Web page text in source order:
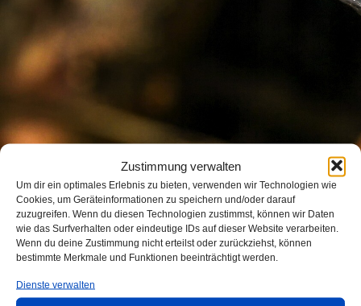
Zustimmung verwalten
Um dir ein optimales Erlebnis zu bieten, verwenden wir Technologien wie
Cookies, um Geräteinformationen zu speichern und/oder darauf
zuzugreifen. Wenn du diesen Technologien zustimmst, können wir Daten
wie das Surfverhalten oder eindeutige IDs auf dieser Website verarbeiten.
Wenn du deine Zustimmung nicht erteilst oder zurückziehst, können
bestimmte Merkmale und Funktionen beeinträchtigt werden.
Dienste verwalten
Schweißbaugruppen
Ansprechpartner
Zertifikate
AGB